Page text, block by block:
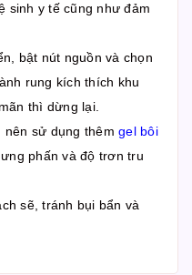
sinh y tế cũng như đảm
bật nút nguồn và chọn
rung kích thích khu
thì dừng lại.
sử dụng thêm gel bôi
phấn và độ trơn tru
sẽ, tránh bụi bẩn và